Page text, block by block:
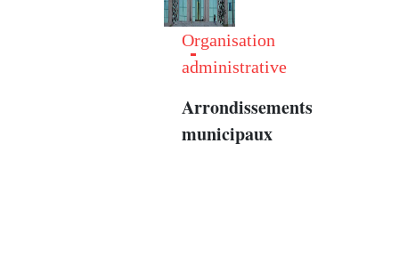
Organisation
administrative
Arrondissements
municipaux